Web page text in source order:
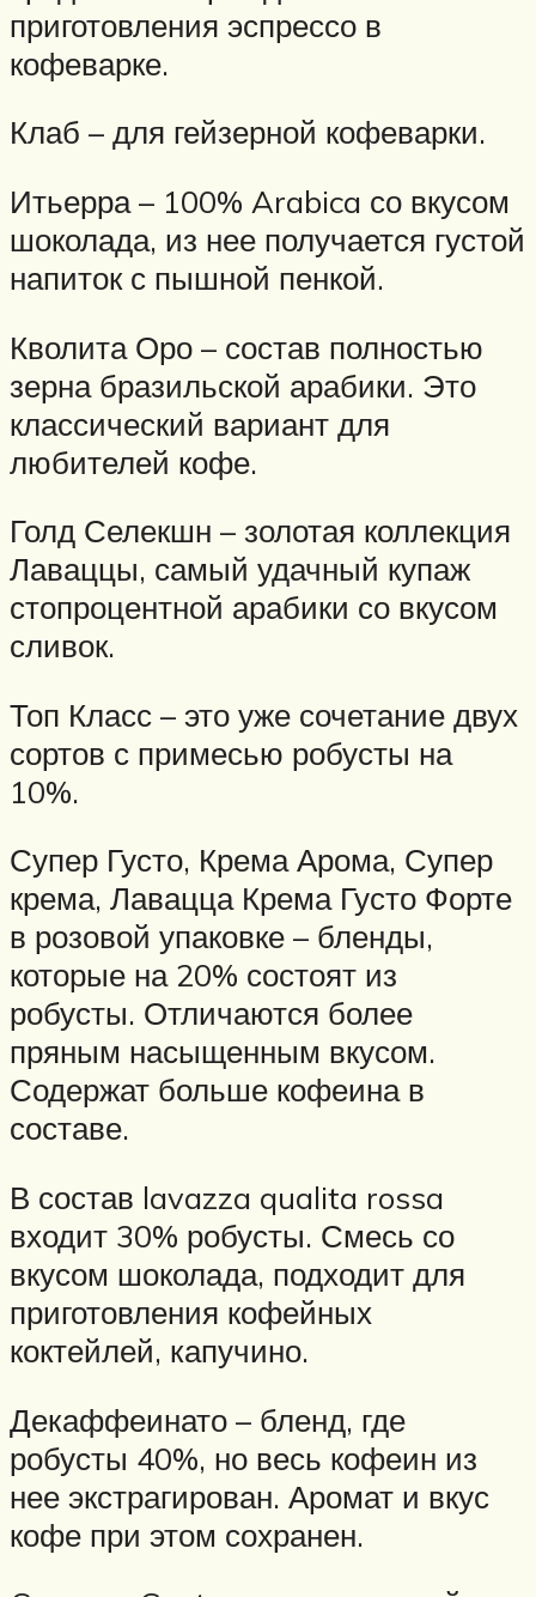
приготовления эспрессо в
кофеварке.
Клаб – для гейзерной кофеварки.
Итьерра – 100% Arabica со вкусом
шоколада, из нее получается густой
напиток с пышной пенкой.
Кволита Оро – состав полностью
зерна бразильской арабики. Это
классический вариант для
любителей кофе.
Голд Селекшн – золотая коллекция
Лаваццы, самый удачный купаж
стопроцентной арабики со вкусом
сливок.
Топ Класс – это уже сочетание двух
сортов с примесью робусты на
10%.
Супер Густо, Крема Арома, Супер
крема, Лавацца Крема Густо Форте
в розовой упаковке – бленды,
которые на 20% состоят из
робусты. Отличаются более
пряным насыщенным вкусом.
Содержат больше кофеина в
составе.
В состав lavazza qualita rossa
входит 30% робусты. Смесь со
вкусом шоколада, подходит для
приготовления кофейных
коктейлей, капучино.
Декаффеинато – бленд, где
робусты 40%, но весь кофеин из
нее экстрагирован. Аромат и вкус
кофе при этом сохранен.